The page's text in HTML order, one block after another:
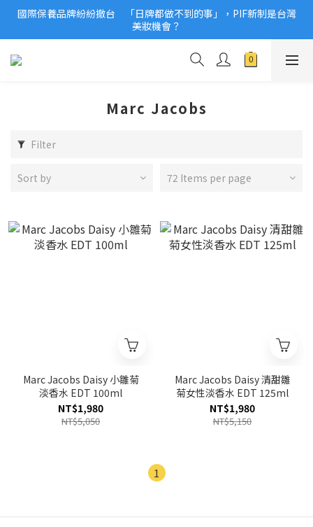
2026美妝小樣、試用品變少？PIF化妝品身分證7月上路！消費者
必懂5觀念
國際保養品牌紛紛撤台　「日牌都做不到的事」，PIF新制是台灣
美妝機會？
2026美妝小樣、試用品變少？PIF化妝品身分證7月上路！消費者
Marc Jacobs
Filter
Sort by 72 Items per page
Marc Jacobs Daisy 小雛菊
淡香水 EDT 100ml
NT$1,980
NT$5,050
Marc Jacobs Daisy 清甜雛
菊女性淡香水 EDT 125ml
NT$1,980
NT$5,150
1